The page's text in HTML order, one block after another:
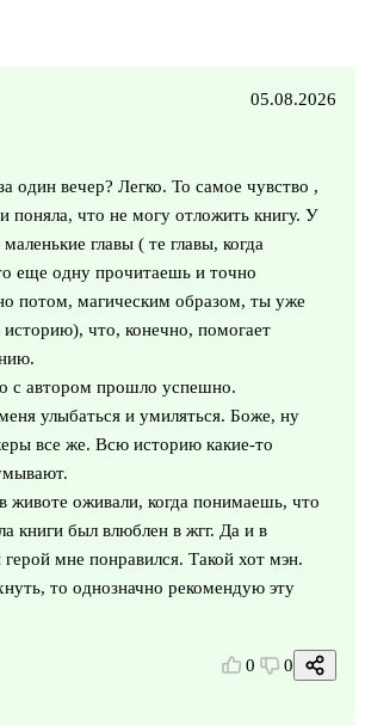
05.08.2026
один вечер? Легко. То самое чувство ,
и поняла, что не могу отложить книгу. У
маленькие главы ( те главы, когда
еще одну прочитаешь и точно
потом, магическим образом, ты уже
что, конечно, помогает
с автором прошло успешно.
улыбаться и умиляться. Боже, ну
все же. Всю историю какие-то
животе оживали, когда понимаешь, что
книги был влюблен в жгг. Да и в
мне понравился. Такой хот мэн.
то однозначно рекомендую эту
0 0